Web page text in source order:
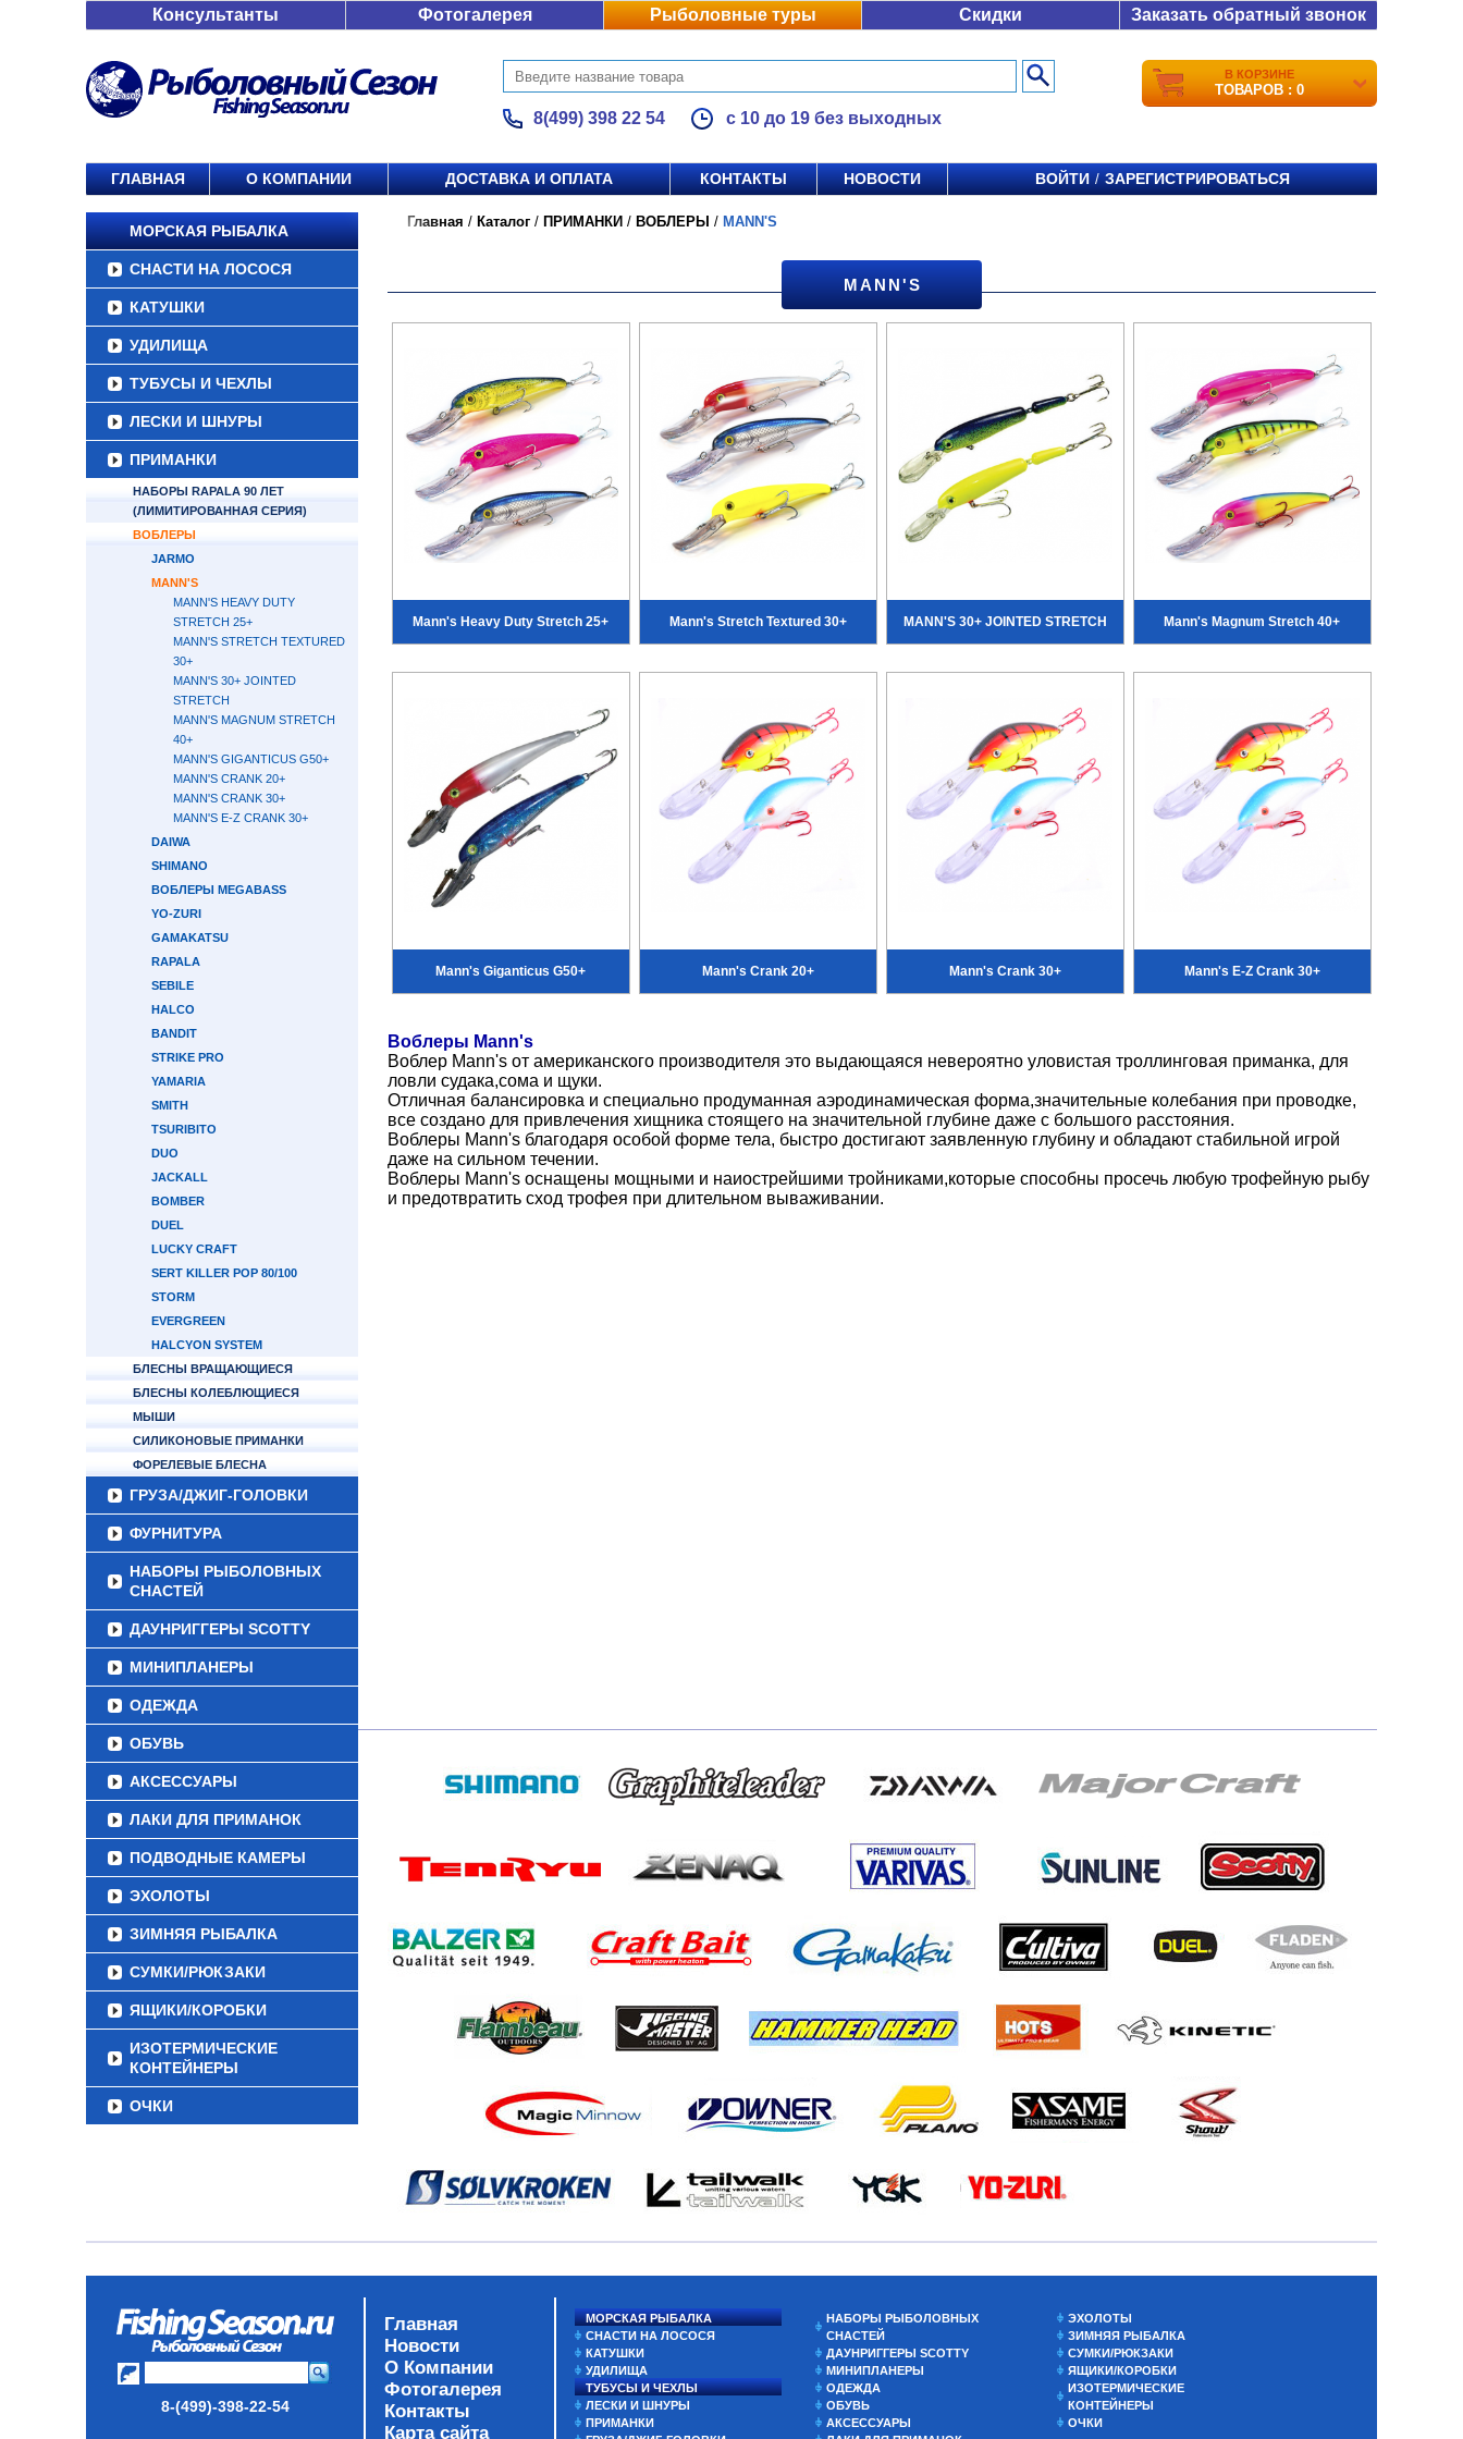
Консультанты Фотогалерея Рыболовные туры Скидки Заказать обратный звонок
8(499) 398 22 54 с 10 до 19 без выходных
В КОРЗИНЕ
ТОВАРОВ : 0
ГЛАВНАЯ О КОМПАНИИ ДОСТАВКА И ОПЛАТА КОНТАКТЫ НОВОСТИ ВОЙТИ / ЗАРЕГИСТРИРОВАТЬСЯ
МОРСКАЯ РЫБАЛКА
СНАСТИ НА ЛОСОСЯ
КАТУШКИ
УДИЛИЩА
ТУБУСЫ И ЧЕХЛЫ
ЛЕСКИ И ШНУРЫ
ПРИМАНКИ
НАБОРЫ RAPALA 90 ЛЕТ
(ЛИМИТИРОВАННАЯ СЕРИЯ)
ВОБЛЕРЫ
JARMO
MANN'S
MANN'S HEAVY DUTY
STRETCH 25+
MANN'S STRETCH TEXTURED
30+
MANN'S 30+ JOINTED
STRETCH
MANN'S MAGNUM STRETCH
40+
MANN'S GIGANTICUS G50+
MANN'S CRANK 20+
MANN'S CRANK 30+
MANN'S E-Z CRANK 30+
DAIWA
SHIMANO
ВОБЛЕРЫ MEGABASS
YO-ZURI
GAMAKATSU
RAPALA
SEBILE
HALCO
BANDIT
STRIKE PRO
YAMARIA
SMITH
TSURIBITO
DUO
JACKALL
BOMBER
DUEL
LUCKY CRAFT
SERT KILLER POP 80/100
STORM
EVERGREEN
HALCYON SYSTEM
БЛЕСНЫ ВРАЩАЮЩИЕСЯ
БЛЕСНЫ КОЛЕБЛЮЩИЕСЯ
МЫШИ
СИЛИКОНОВЫЕ ПРИМАНКИ
ФОРЕЛЕВЫЕ БЛЕСНА
ГРУЗА/ДЖИГ-ГОЛОВКИ
ФУРНИТУРА
НАБОРЫ РЫБОЛОВНЫХ
СНАСТЕЙ
ДАУНРИГГЕРЫ SCOTTY
МИНИПЛАНЕРЫ
ОДЕЖДА
ОБУВЬ
АКСЕССУАРЫ
ЛАКИ ДЛЯ ПРИМАНОК
ПОДВОДНЫЕ КАМЕРЫ
ЭХОЛОТЫ
ЗИМНЯЯ РЫБАЛКА
СУМКИ/РЮКЗАКИ
ЯЩИКИ/КОРОБКИ
ИЗОТЕРМИЧЕСКИЕ
КОНТЕЙНЕРЫ
ОЧКИ
Главная / Каталог / ПРИМАНКИ / ВОБЛЕРЫ / MANN'S
MANN'S
Mann's Heavy Duty Stretch 25+ Mann's Stretch Textured 30+ MANN'S 30+ JOINTED STRETCH Mann's Magnum Stretch 40+
Mann's Giganticus G50+ Mann's Crank 20+ Mann's Crank 30+ Mann's E-Z Crank 30+
Воблеры Mann's
Воблер Mann's от американского производителя это выдающаяся невероятно уловистая троллинговая приманка, для
ловли судака,сома и щуки.
Отличная балансировка и специально продуманная аэродинамическая форма,значительные колебания при проводке,
все создано для привлечения хищника стоящего на значительной глубине даже с большого расстояния.
Воблеры Mann's благодаря особой форме тела, быстро достигают заявленную глубину и обладают стабильной игрой
даже на сильном течении.
Воблеры Mann's оснащены мощными и наиострейшими тройниками,которые способны просечь любую трофейную рыбу
и предотвратить сход трофея при длительном вываживании.
8-(499)-398-22-54
Главная
Новости
О Компании
Фотогалерея
Контакты
Карта сайта
МОРСКАЯ РЫБАЛКА
СНАСТИ НА ЛОСОСЯ
КАТУШКИ
УДИЛИЩА
ТУБУСЫ И ЧЕХЛЫ
ЛЕСКИ И ШНУРЫ
ПРИМАНКИ
НАБОРЫ РЫБОЛОВНЫХ
СНАСТЕЙ
ДАУНРИГГЕРЫ SCOTTY
МИНИПЛАНЕРЫ
ОДЕЖДА
ОБУВЬ
АКСЕССУАРЫ
ЭХОЛОТЫ
ЗИМНЯЯ РЫБАЛКА
СУМКИ/РЮКЗАКИ
ЯЩИКИ/КОРОБКИ
ИЗОТЕРМИЧЕСКИЕ
КОНТЕЙНЕРЫ
ОЧКИ